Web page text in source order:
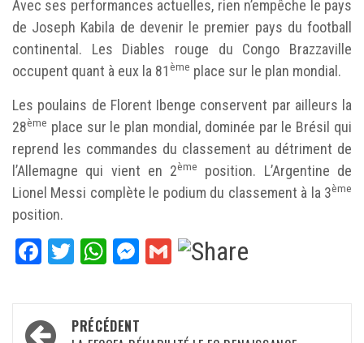
Avec ses performances actuelles, rien n’empêche le pays
de Joseph Kabila de devenir le premier pays du football
continental. Les Diables rouge du Congo Brazzaville
occupent quant à eux la 81ème place sur le plan mondial.
Les poulains de Florent Ibenge conservent par ailleurs la
28ème place sur le plan mondial, dominée par le Brésil qui
reprend les commandes du classement au détriment de
l’Allemagne qui vient en 2ème
position. L’Argentine de
Lionel Messi complète le podium du classement à la 3ème
position.
Facebook
TwitterWhatsApp
Messenger
Gmail
Navigation
d’article
PRÉCÉDENT